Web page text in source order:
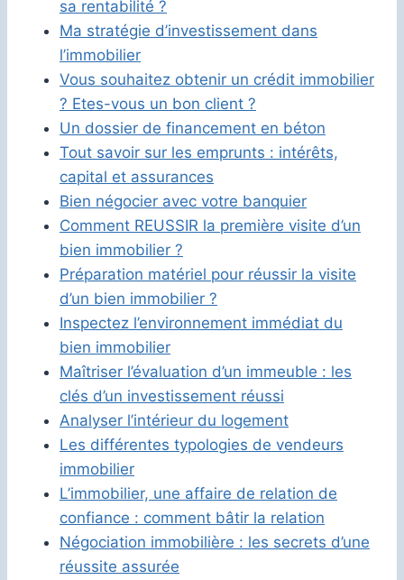
sa rentabilité ?
Ma stratégie d’investissement dans
l’immobilier
Vous souhaitez obtenir un crédit immobilier
? Etes-vous un bon client ?
Un dossier de financement en béton
Tout savoir sur les emprunts : intérêts,
capital et assurances
Bien négocier avec votre banquier
Comment REUSSIR la première visite d’un
bien immobilier ?
Préparation matériel pour réussir la visite
d’un bien immobilier ?
Inspectez l’environnement immédiat du
bien immobilier
Maîtriser l’évaluation d’un immeuble : les
clés d’un investissement réussi
Analyser l’intérieur du logement
Les différentes typologies de vendeurs
immobilier
L’immobilier, une affaire de relation de
confiance : comment bâtir la relation
Négociation immobilière : les secrets d’une
réussite assurée